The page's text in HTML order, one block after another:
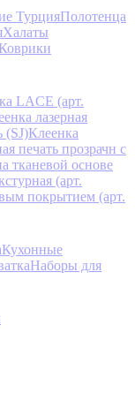
ТурцияПолотенца
Халаты
Коврики
LACE (арт.
лазерная
(SJ)Клеенка
печать прозрачн с
тканевой основе
(арт.
покрытием (арт.
Кухонные
Наборы для